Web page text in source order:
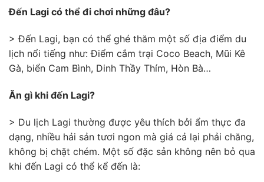
Đến Lagi có thể đi chơi những đâu?
> Đến Lagi, bạn có thể ghé thăm một số địa điểm du
lịch nổi tiếng như: Điểm cắm trại Coco Beach, Mũi Kê
Gà, biển Cam Bình, Dinh Thầy Thím, Hòn Bà…
Ăn gì khi đến Lagi?
> Du lịch Lagi thường được yêu thích bởi ẩm thực đa
dạng, nhiều hải sản tươi ngon mà giá cả lại phải chăng,
không bị chặt chém. Một số đặc sản không nên bỏ qua
khi đến Lagi có thể kể đến là: